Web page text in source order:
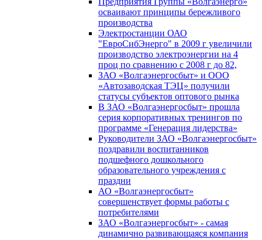
осваивают принципы бережливого
производства
Электростанции ОАО
"ЕвроСибЭнерго" в 2009 г увеличили
производство электроэнергии на 4
проц по сравнению с 2008 г до 82,
ЗАО «Волгаэнергосбыт» и ООО
«Автозаводская ТЭЦ» получили
статусы субъектов оптового рынка
В ЗАО «Волгаэнергосбыт» прошла
серия корпоративных тренингов по
программе «Генерация лидерства»
Руководители ЗАО «Волгаэнергосбыт»
поздравили воспитанников
подшефного дошкольного
образовательного учреждения с
праздни
АО «Волгаэнергосбыт»
совершенствует формы работы с
потребителями
ЗАО «Волгаэнергосбыт» - самая
динамично развивающаяся компания